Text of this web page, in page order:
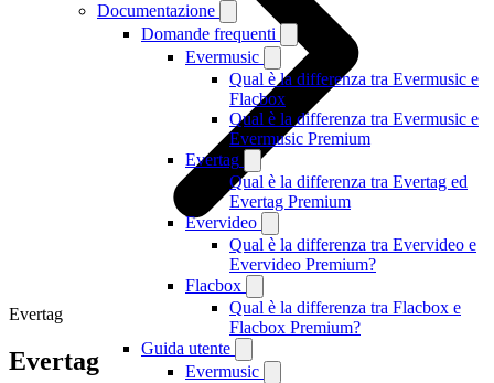
Documentazione
Domande frequenti
Evermusic
Qual è la differenza tra Evermusic e
Flacbox
Qual è la differenza tra Evermusic e
Evermusic Premium
Evertag
Qual è la differenza tra Evertag ed
Evertag Premium
Evervideo
Qual è la differenza tra Evervideo e
Evervideo Premium?
Flacbox
Qual è la differenza tra Flacbox e
Flacbox Premium?
Guida utente
Evermusic
Evertag
Evertag